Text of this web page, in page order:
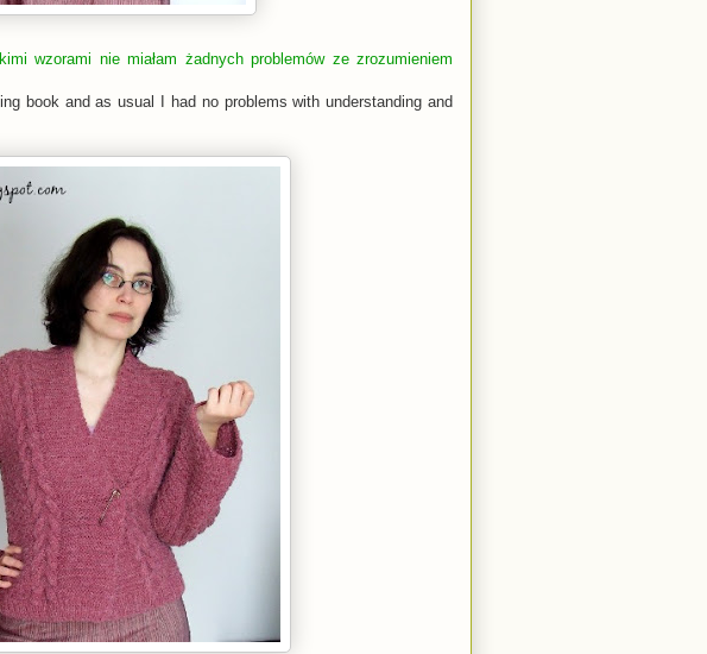
wzorami nie miałam żadnych problemów ze zrozumieniem
book and as usual I had no problems with understanding and